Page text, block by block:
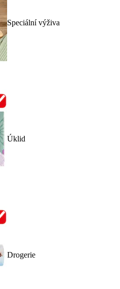
Speciální výživa
Úklid
Drogerie